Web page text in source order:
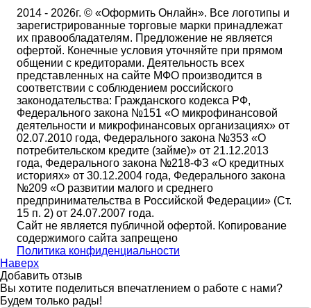
2014 - 2026г. © «Оформить Онлайн». Все логотипы и
зарегистрированные торговые марки принадлежат
их правообладателям. Предложение не является
офертой. Конечные условия уточняйте при прямом
общении с кредиторами. Деятельность всех
представленных на сайте МФО производится в
соответствии с соблюдением российского
законодательства: Гражданского кодекса РФ,
Федерального закона №151 «О микрофинансовой
деятельности и микрофинансовых организациях» от
02.07.2010 года, Федерального закона №353 «О
потребительском кредите (займе)» от 21.12.2013
года, Федерального закона №218-ФЗ «О кредитных
историях» от 30.12.2004 года, Федерального закона
№209 «О развитии малого и среднего
предпринимательства в Российской Федерации» (Ст.
15 п. 2) от 24.07.2007 года.
Сайт не является публичной офертой. Копирование
содержимого сайта запрещено
Политика конфиденциальности
Наверх
Добавить отзыв
Вы хотите поделиться впечатлением о работе с нами?
Будем только рады!